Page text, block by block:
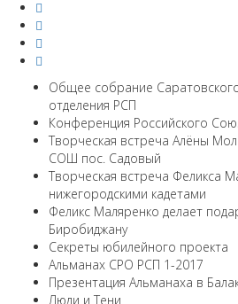
Общее собрание
отделения РСП
Конференция Российского
Творческая встреча Алёны
СОШ пос. Садовый
Творческая встреча Феликса
нижегородскими кадетами
Феликс Маляренко делает
Биробиджану
Секреты юбилейного проекта
Альманах СРО РСП 1-2017
Презентация Альманаха в
Люди и Тени